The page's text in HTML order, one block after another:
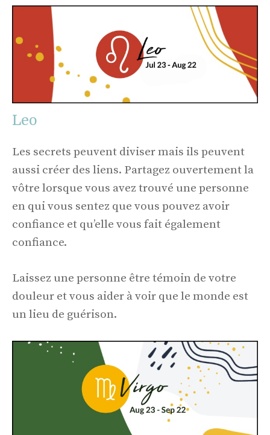
Leo
Les secrets peuvent diviser mais ils peuvent
aussi créer des liens. Partagez ouvertement la
vôtre lorsque vous avez trouvé une personne
en qui vous sentez que vous pouvez avoir
confiance et qu’elle vous fait également
confiance.
Laissez une personne être témoin de votre
douleur et vous aider à voir que le monde est
un lieu de guérison.